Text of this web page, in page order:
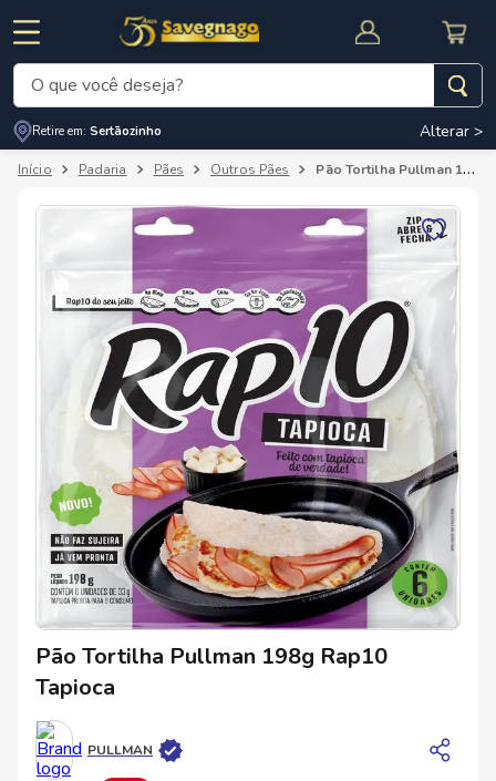
CUPOM DE DESCONTO
O que você deseja?
Retire em: Sertãozinho Alterar >
Padaria Pães Outros Pães Pão Tortilha Pullman 198g Rap10 Tapioca
Pão Tortilha Pullman 198g Rap10
Tapioca
PULLMAN
Termos mais buscados
carne